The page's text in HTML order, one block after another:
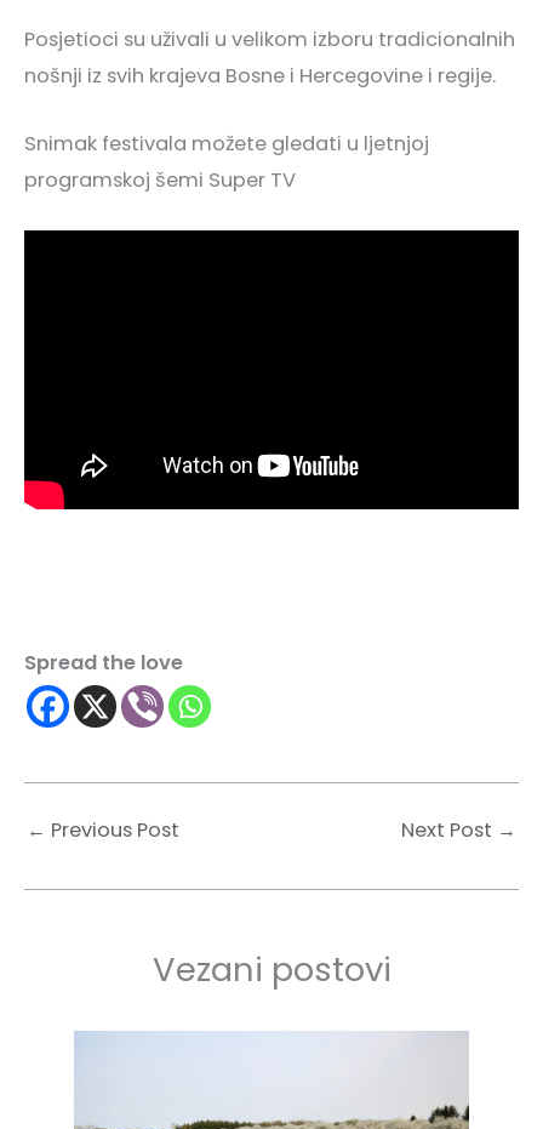
Posjetioci su uživali u velikom izboru tradicionalnih
nošnji iz svih krajeva Bosne i Hercegovine i regije.
Snimak festivala možete gledati u ljetnjoj
programskoj šemi Super TV
Spread the love
← Previous Post Next Post →
Vezani postovi